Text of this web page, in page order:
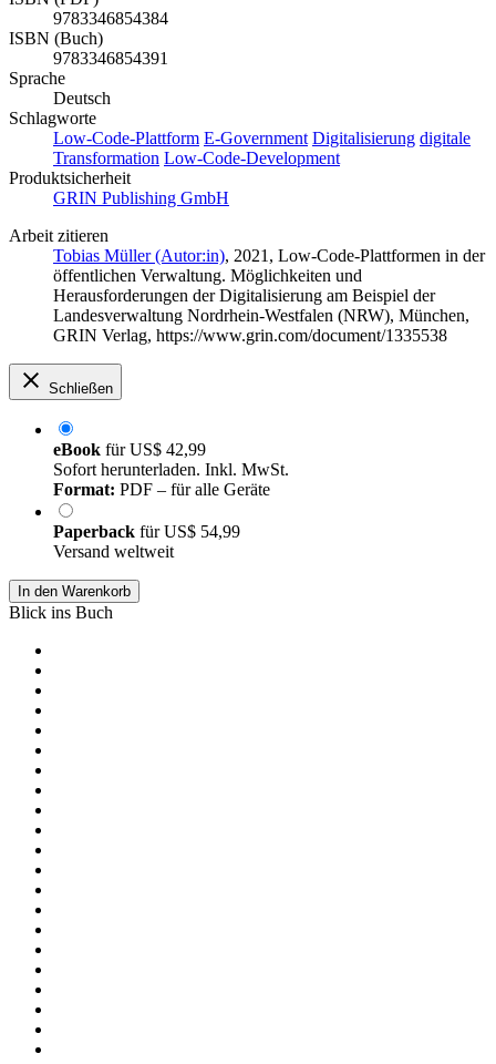
9783346854384
ISBN (Buch)
9783346854391
Sprache
Deutsch
Schlagworte
Low-Code-Plattform E-Government Digitalisierung digitale
Transformation Low-Code-Development
Produktsicherheit
GRIN Publishing GmbH
Arbeit zitieren
Tobias Müller (Autor:in), 2021, Low-Code-Plattformen in der
öffentlichen Verwaltung. Möglichkeiten und
Herausforderungen der Digitalisierung am Beispiel der
Landesverwaltung Nordrhein-Westfalen (NRW), München,
GRIN Verlag, https://www.grin.com/document/1335538
Schließen
eBook fürUS$ 42,99
Sofort herunterladen. Inkl. MwSt.
Format: PDF – für alle Geräte
Paperback fürUS$ 54,99
Versand weltweit
In den Warenkorb
Blick ins Buch